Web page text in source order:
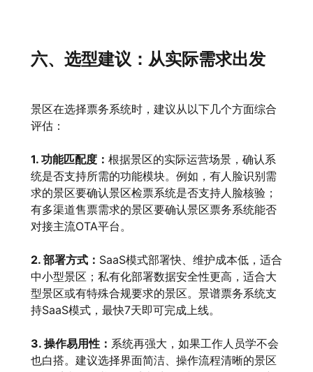
六、选型建议：从实际需求出发
景区在选择票务系统时，建议从以下几个方面综合
评估：
1. 功能匹配度： 根据景区的实际运营场景，确认系
统是否支持所需的功能模块。例如，有人脸识别需
求的景区要确认景区检票系统是否支持人脸核验；
有多渠道售票需求的景区要确认景区票务系统能否
对接主流OTA平台。
2. 部署方式： SaaS模式部署快、维护成本低，适合
中小型景区；私有化部署数据安全性更高，适合大
型景区或有特殊合规要求的景区。景谱票务系统支
持SaaS模式，最快7天即可完成上线。
3. 操作易用性： 系统再强大，如果工作人员学不会
也白搭。建议选择界面简洁、操作流程清晰的景区